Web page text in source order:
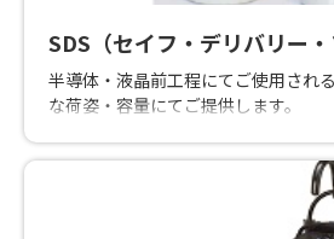
SDS（セイフ・デリバリー・
半導体・液晶前工程にてご使用され
な荷姿・容量にてご提供します。